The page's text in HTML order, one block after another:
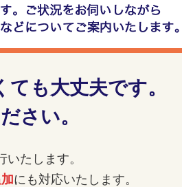
も大丈夫です。
さい。
いたします。
にも対応いたします。